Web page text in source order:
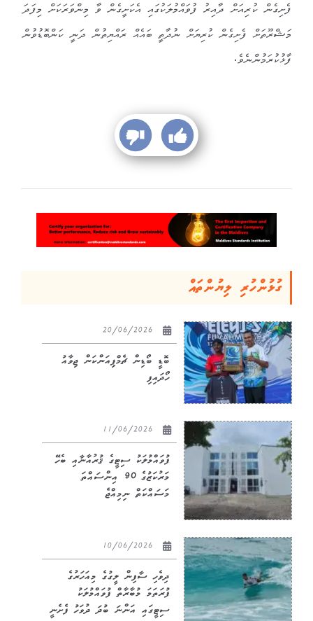
ފެށިގެން ކުރިއަށް ދާއިރު ފުވައްމުލަކުގައި އެކަށީގެން ވާ މިންވަރަކަށް މިފަދަ
މަޝްރޫތަށް ފެށިގެން ކުރިޔަށް ނުދާތީ ބައެއް ރައްޔިތުން ދަނީ ކަންބޮޑުވުން
ފާޅުކުރަމުންނެވެ.
ގުޅުންހުރި ލިޔުންތައް
ބޮޑީ ބޯޑިން ޗެމްޕިއަންކަން ޖިވާއު
ހޯދައިފި
ފުވައްމުލަކު ސިޓީގެ ޤުރުއާނާއި ބެހޭ
މަރުކަޒުގެ 90 އިންސައްތަ
މަސައްކަތް ނިމިއްޖެ
ދިވެހި ސާފިން ލީގުގެ މިއަހަރުގެ
ފުރަތަމަ މުބާރާތް ފުވައްމުލަކު
ސިޓީގައި އަންނަ ބުދަ ދުވަހު ފެށެނީ